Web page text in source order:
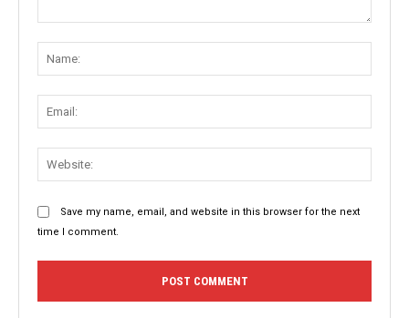
Save my name, email, and website in this browser for the next
time I comment.